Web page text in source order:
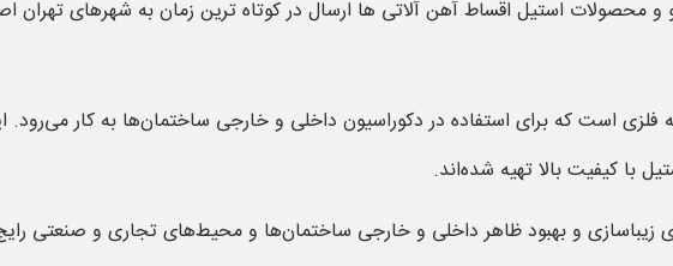
محصولات استیل اقساط آهن آلاتی ها ارسال در کوتاه ترین زمان به شهرهای تهران
فلزی است که برای استفاده در دکوراسیون داخلی و خارجی ساختمان‌ها به کار
با کیفیت بالا تهیه شده‌اند.
زیباسازی و بهبود ظاهر داخلی و خارجی ساختمان‌ها و محیط‌های تجاری و صنعتی